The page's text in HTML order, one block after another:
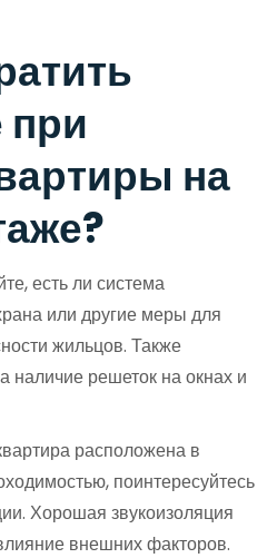
на
есть ли система
или другие меры для
жильцов. Также
наличие решеток на окнах и
расположена в
поинтересуйтесь
Хорошая звукоизоляция
внешних факторов.